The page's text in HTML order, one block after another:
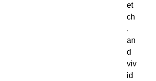
et
ch
,
an
d
viv
id